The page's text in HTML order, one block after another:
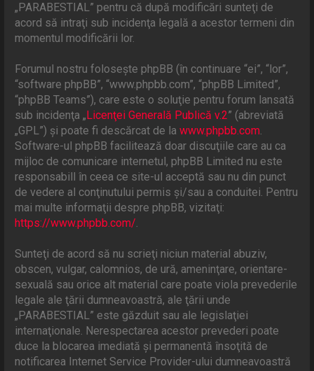
„PARABESTIAL” pentru că după modificări sunteţi de
acord să intraţi sub incidenţa legală a acestor termeni din
momentul modificării lor.
Forumul nostru foloseşte phpBB (în continuare “ei”, “lor”,
“software phpBB”, “www.phpbb.com”, “phpBB Limited”,
“phpBB Teams”), care este o soluţie pentru forum lansată
sub incidenţa „ Licenţei Generală Publică v.2” (abreviată
„GPL”) şi poate fi descărcat de lawww.phpbb.com.
Software-ul phpBB facilitează doar discuţiile care au ca
mijloc de comunicare internetul, phpBB Limited nu este
responsabill în ceea ce site-ul acceptă sau nu din punct
de vedere al conţinutului permis şi/sau a conduitei. Pentru
mai multe informaţii despre phpBB, vizitaţi:
https://www.phpbb.com/.
Sunteţi de acord să nu scrieţi niciun material abuziv,
obscen, vulgar, calomnios, de ură, ameninţare, orientare-
sexuală sau orice alt material care poate viola prevederile
legale ale ţării dumneavoastră, ale ţării unde
„PARABESTIAL” este găzduit sau ale legislaţiei
internaţionale. Nerespectarea acestor prevederi poate
duce la blocarea imediată şi permanentă însoţită de
notificarea Internet Service Provider-ului dumneavoastră